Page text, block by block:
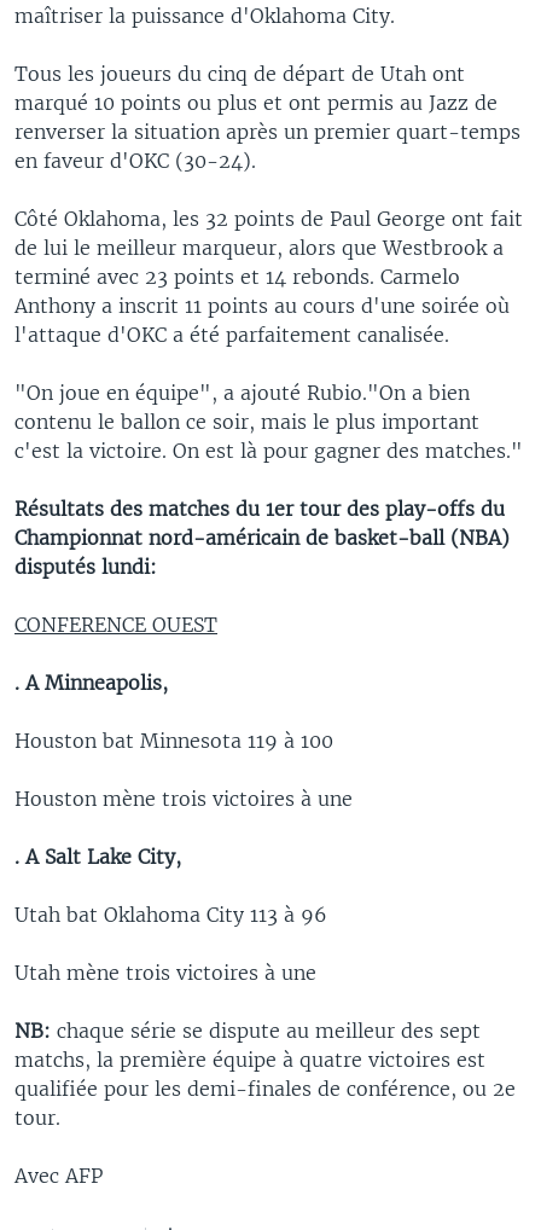
maîtriser la puissance d'Oklahoma City.
Tous les joueurs du cinq de départ de Utah ont
marqué 10 points ou plus et ont permis au Jazz de
renverser la situation après un premier quart-temps
en faveur d'OKC (30-24).
Côté Oklahoma, les 32 points de Paul George ont fait
de lui le meilleur marqueur, alors que Westbrook a
terminé avec 23 points et 14 rebonds. Carmelo
Anthony a inscrit 11 points au cours d'une soirée où
l'attaque d'OKC a été parfaitement canalisée.
"On joue en équipe", a ajouté Rubio."On a bien
contenu le ballon ce soir, mais le plus important
c'est la victoire. On est là pour gagner des matches."
Résultats des matches du 1er tour des play-offs du
Championnat nord-américain de basket-ball (NBA)
disputés lundi:
CONFERENCE OUEST
. A Minneapolis,
Houston bat Minnesota 119 à 100
Houston mène trois victoires à une
. A Salt Lake City,
Utah bat Oklahoma City 113 à 96
Utah mène trois victoires à une
NB: chaque série se dispute au meilleur des sept
matchs, la première équipe à quatre victoires est
qualifiée pour les demi-finales de conférence, ou 2e
tour.
Avec AFP